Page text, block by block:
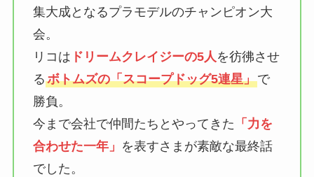
集大成となるプラモデルのチャンピオン大
会。
リコは ドリームクレイジーの5人を彷彿させ
るボトムズの「スコープドッグ5連星」で
勝負。
今まで会社で仲間たちとやってきた 「力を
合わせた一年」 を表すさまが素敵な最終話
でした。